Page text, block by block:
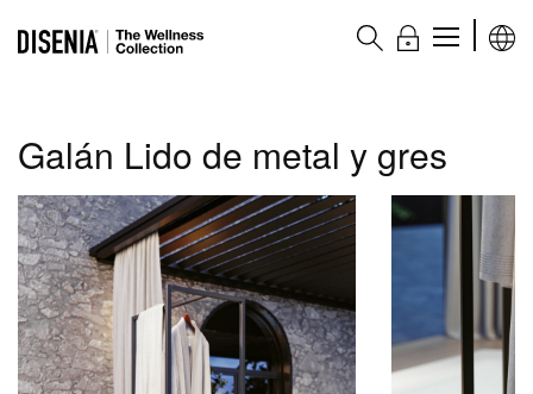
The Wellness collection
Productos
Spas
Bañeras Wellness
Columnas de ducha
Galán Lido de metal y gres